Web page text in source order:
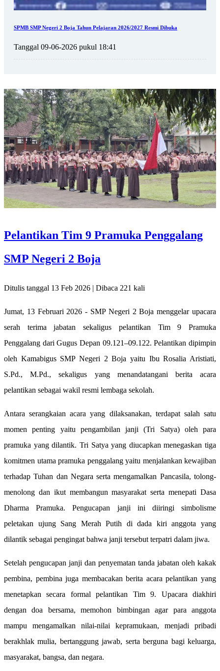
SPMB SMP Negeri 2 Boja Tahun Pelajaran 2026/2027 Resmi Dibuka
Tanggal 09-06-2026 pukul 18:41
Pelantikan Tim 9 Pramuka Penggalang
SMP Negeri 2 Boja
Ditulis tanggal 13 Feb 2026 | Dibaca 221 kali
Jumat, 13 Februari 2026 - SMP Negeri 2 Boja menggelar upacara
serah terima jabatan sekaligus pelantikan Tim 9 Pramuka
Penggalang dari Gugus Depan 09.121–09.122. Pelantikan dipimpin
oleh Kamabigus SMP Negeri 2 Boja yaitu Ibu Rosalia Aristiati,
S.Pd., M.Pd., sekaligus yang menandatangani berita acara
pelantikan sebagai wakil resmi lembaga sekolah.
Antara serangkaian acara yang dilaksanakan, terdapat salah satu
momen penting yaitu pengambilan janji (Tri Satya) oleh para
pramuka yang dilantik. Tri Satya yang diucapkan menegaskan tiga
komitmen utama pramuka penggalang yaitu menjalankan kewajiban
terhadap Tuhan dan Negara serta mengamalkan Pancasila, tolong-
menolong dan ikut membangun masyarakat serta menepati Dasa
Dharma Pramuka. Pengucapan janji ini diiringi simbolisme
peletakan ujung Sang Merah Putih di dada kiri anggota yang
dilantik sebagai pengingat bahwa janji tersebut terpatri dalam jiwa.
Setelah pengucapan janji dan penyematan tanda jabatan oleh kakak
pembina, pembina juga membacakan berita acara pelantikan yang
menetapkan secara formal pelantikan Tim 9. Upacara diakhiri
dengan doa bersama, memohon bimbingan agar para anggota
mampu mengamalkan nilai-nilai kepramukaan, menjadi pribadi
berakhlak mulia, bertanggung jawab, serta berguna bagi keluarga,
masyarakat, bangsa, dan negara.